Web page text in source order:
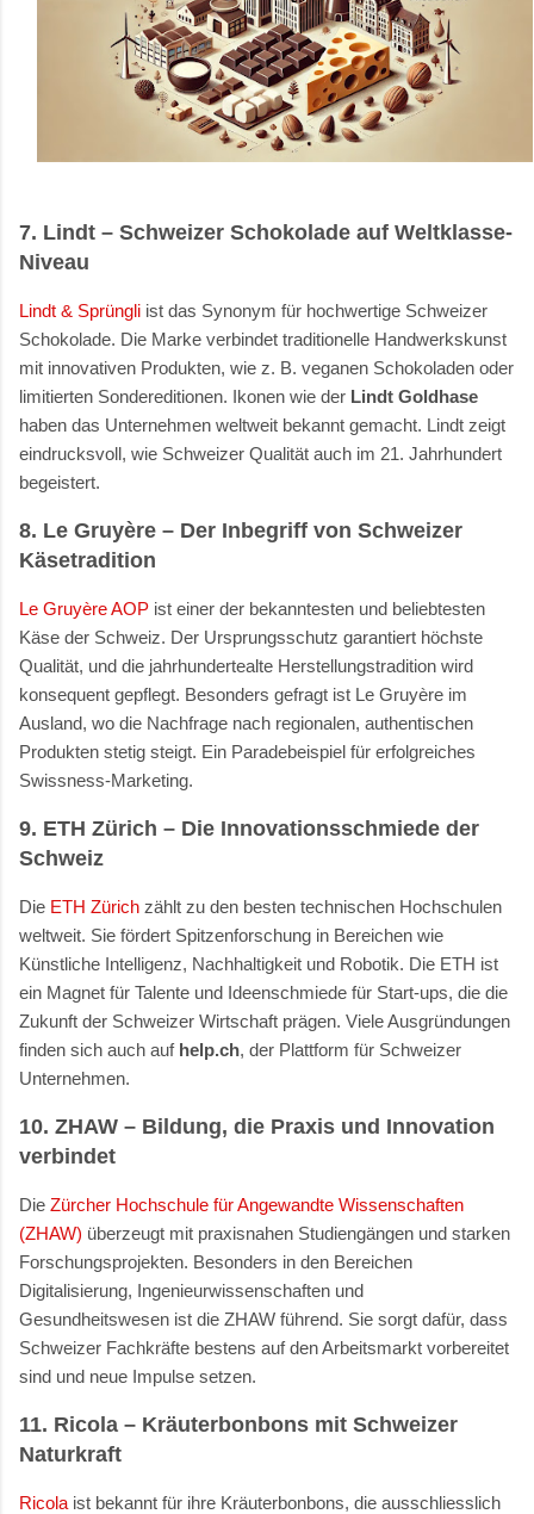
7. Lindt – Schweizer Schokolade auf Weltklasse-
Niveau
Lindt & Sprüngli ist das Synonym für hochwertige Schweizer
Schokolade. Die Marke verbindet traditionelle Handwerkskunst
mit innovativen Produkten, wie z. B. veganen Schokoladen oder
limitierten Sondereditionen. Ikonen wie der Lindt Goldhase
haben das Unternehmen weltweit bekannt gemacht. Lindt zeigt
eindrucksvoll, wie Schweizer Qualität auch im 21. Jahrhundert
begeistert.
8. Le Gruyère – Der Inbegriff von Schweizer
Käsetradition
Le Gruyère AOP ist einer der bekanntesten und beliebtesten
Käse der Schweiz. Der Ursprungsschutz garantiert höchste
Qualität, und die jahrhundertealte Herstellungstradition wird
konsequent gepflegt. Besonders gefragt ist Le Gruyère im
Ausland, wo die Nachfrage nach regionalen, authentischen
Produkten stetig steigt. Ein Paradebeispiel für erfolgreiches
Swissness-Marketing.
9. ETH Zürich – Die Innovationsschmiede der
Schweiz
Die ETH Zürich zählt zu den besten technischen Hochschulen
weltweit. Sie fördert Spitzenforschung in Bereichen wie
Künstliche Intelligenz, Nachhaltigkeit und Robotik. Die ETH ist
ein Magnet für Talente und Ideenschmiede für Start-ups, die die
Zukunft der Schweizer Wirtschaft prägen. Viele Ausgründungen
finden sich auch auf help.ch, der Plattform für Schweizer
Unternehmen.
10. ZHAW – Bildung, die Praxis und Innovation
verbindet
Die Zürcher Hochschule für Angewandte Wissenschaften
(ZHAW) überzeugt mit praxisnahen Studiengängen und starken
Forschungsprojekten. Besonders in den Bereichen
Digitalisierung, Ingenieurwissenschaften und
Gesundheitswesen ist die ZHAW führend. Sie sorgt dafür, dass
Schweizer Fachkräfte bestens auf den Arbeitsmarkt vorbereitet
sind und neue Impulse setzen.
11. Ricola – Kräuterbonbons mit Schweizer
Naturkraft
Ricola ist bekannt für ihre Kräuterbonbons, die ausschliesslich